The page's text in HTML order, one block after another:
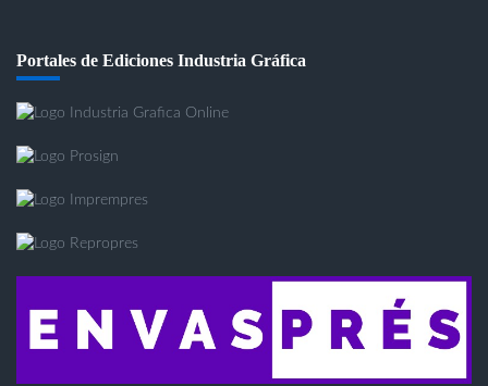
Portales de Ediciones Industria Gráfica